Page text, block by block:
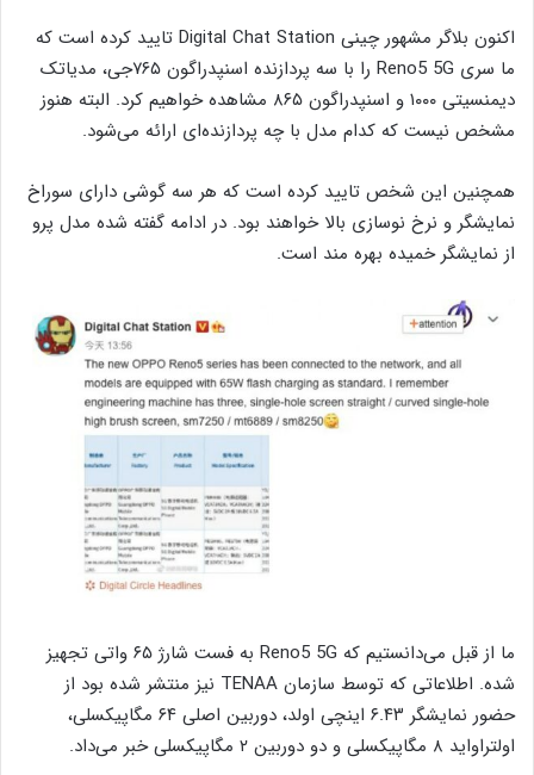
اکنون بلاگر مشهور چینی Digital Chat Station تایید کرده است که
ما سری Reno5 5G را با سه پردازنده اسنپدراگون ۷۶۵جی، مدیاتک
دیمنسیتی ۱۰۰۰ و اسنپدراگون ۸۶۵ مشاهده خواهیم کرد. البته هنوز
مشخص نیست که کدام مدل با چه پردازنده‌ای ارائه می‌شود.
همچنین این شخص تایید کرده است که هر سه گوشی دارای سوراخ
نمایشگر و نرخ نوسازی بالا خواهند بود. در ادامه گفته شده مدل پرو
از نمایشگر خمیده بهره مند است.
ما از قبل می‌دانستیم که Reno5 5G به فست شارژ ۶۵ واتی تجهیز
شده. اطلاعاتی که توسط سازمان TENAA نیز منتشر شده بود از
حضور نمایشگر ۶.۴۳ اینچی اولد، دوربین اصلی ۶۴ مگاپیکسلی،
اولتراواید ۸ مگاپیکسلی و دو دوربین ۲ مگاپیکسلی خبر می‌داد.